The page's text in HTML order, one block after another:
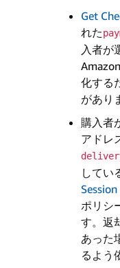
Get
れた
入者が
化する
があり
購入者
アドレ
してい
Session
ポリシ
す。返
あった
るよう